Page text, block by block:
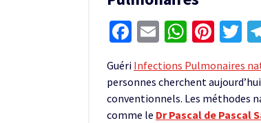
Facebook
Email
Guéri Infections Pulmonaires
personnes cherchent
conventionnels. Les méthodes
comme le Dr Pascal de Pascal